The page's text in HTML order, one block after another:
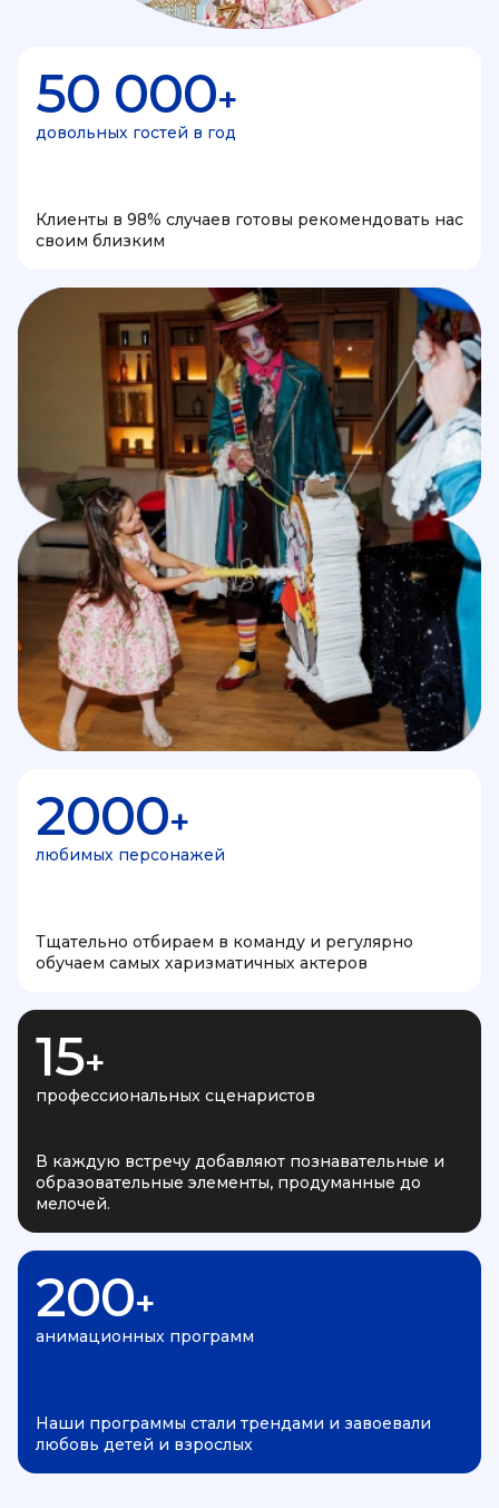
50 000+
довольных гостей в год
Клиенты в 98% случаев готовы рекомендовать нас
своим близким
2000+
любимых персонажей
Тщательно отбираем в команду и регулярно
обучаем самых харизматичных актеров
15+
профессиональных сценаристов
В каждую встречу добавляют познавательные и
образовательные элементы, продуманные до
мелочей.
200+
анимационных программ
Наши программы стали трендами и завоевали
любовь детей и взрослых